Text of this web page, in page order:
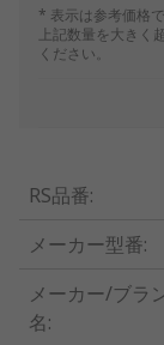
* 表示は参考価格
上記数量を大きく
ください。
RS品番:
メーカー型番:
メーカー/ブラ
名: